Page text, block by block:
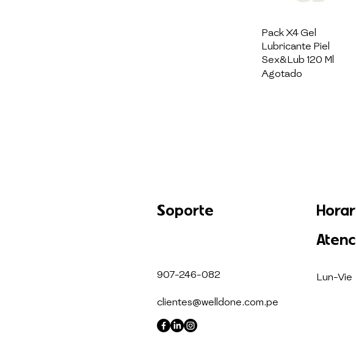
Vista rápida
Pack X4 Gel
Lubricante Piel
Sex&Lub 120 Ml
Agotado
Soporte
907-246-082 Lun-Vie
clientes@welldone.com.pe